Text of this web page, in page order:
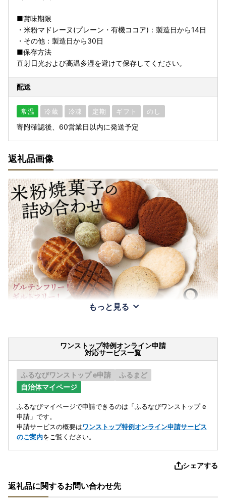
■賞味期限
・米粉マドレーヌ(プレーン・有機ココア)：製造日から14日
・その他：製造日から30日
■保存方法
直射日光および高温多湿を避けて保存してください。
配送
常温 冷蔵 冷凍 定期 ギフト のし
寄附確認後、60営業日以内に発送予定
返礼品画像
もっと見る
ワンストップ特例オンライン申請
対応サービス一覧
ふるなびワンストップ e申請
ふるまど
自治体マイページ
ふるなびマイページで申請できるのは「ふるなびワンストップ e
申請」です。
申請サービスの概要はワンストップ特例オンライン申請サービス
のご案内をご覧ください。
シェアする
返礼品に関するお問い合わせ先